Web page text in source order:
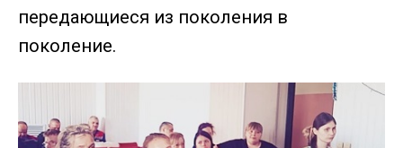
передающиеся из поколения в
поколение.